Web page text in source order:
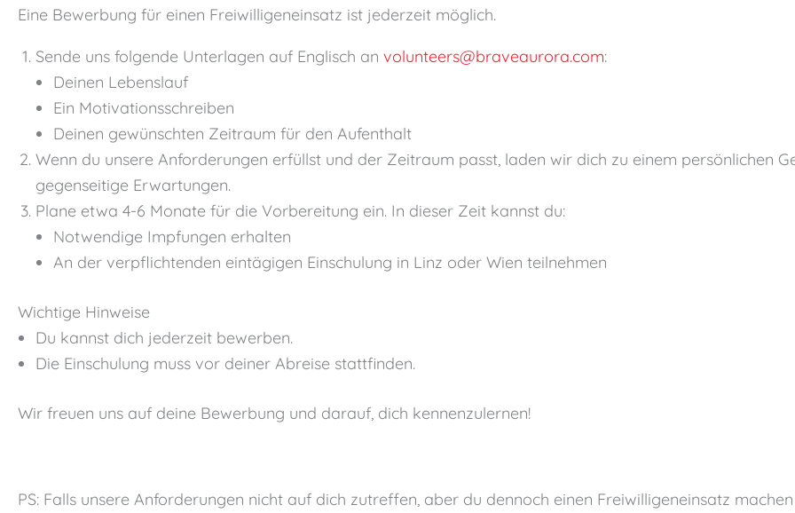
Eine Bewerbung für einen Freiwilligeneinsatz ist jederzeit möglich.
Sende uns folgende Unterlagen auf Englisch an volunteers@braveaurora.com:
Deinen Lebenslauf
Ein Motivationsschreiben
Deinen gewünschten Zeitraum für den Aufenthalt
Wenn du unsere Anforderungen erfüllst und der Zeitraum passt, laden wir dich zu einem persönlichen
gegenseitige Erwartungen.
Plane etwa 4-6 Monate für die Vorbereitung ein. In dieser Zeit kannst du:
Notwendige Impfungen erhalten
An der verpflichtenden eintägigen Einschulung in Linz oder Wien teilnehmen
Wichtige Hinweise
Du kannst dich jederzeit bewerben.
Die Einschulung muss vor deiner Abreise stattfinden.
Wir freuen uns auf deine Bewerbung und darauf, dich kennenzulernen!
PS: Falls unsere Anforderungen nicht auf dich zutreffen, aber du dennoch einen Freiwilligeneinsatz